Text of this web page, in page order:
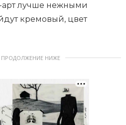
арт лучше нежными
кремовый, цвет
ПРОДОЛЖЕНИЕ НИЖЕ